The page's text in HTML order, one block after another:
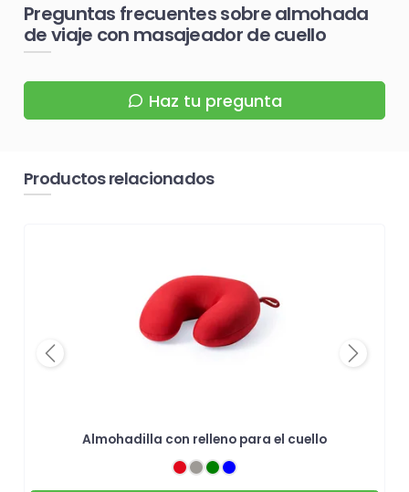
Preguntas frecuentes sobre almohada
de viaje con masajeador de cuello
Haz tu pregunta
Productos relacionados
Almohadilla con relleno para el cuello
Previous Next